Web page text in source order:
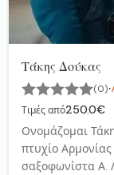
Τάκης Δούκας
(0)·
Τιμές από250.0€
Ονομάζομαι
πτυχίο
σαξοφωνίστα Α.